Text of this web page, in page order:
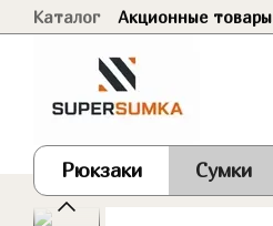
Перейти к основному контенту
Каталог Акционные товары
Рюкзаки Сумки